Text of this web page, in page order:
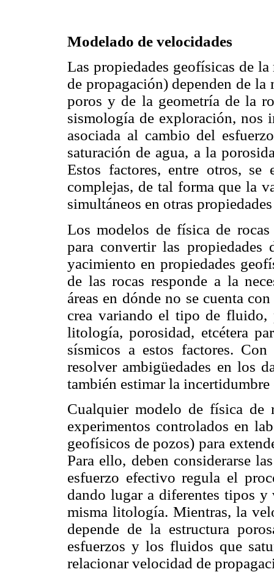
Modelado de velocidades
Las propiedades geofísicas de
de propagación) dependen de
poros y de la geometría de la
sismología de exploración, nos
asociada al cambio del
saturación de agua, a la
Estos factores, entre otros, se
complejas, de tal forma que la
simultáneos en otras
Los modelos de física de rocas
para convertir las
yacimiento en propiedades
de las rocas responde a la
áreas en dónde no se cuenta
crea variando el tipo de fluido,
litología, porosidad, etcétera
sísmicos a estos factores.
resolver ambigüedades en los
también estimar la incertidumbre
Cualquier modelo de física de
experimentos controlados en
geofísicos de pozos) para
Para ello, deben considerarse
esfuerzo efectivo regula el
dando lugar a diferentes tipos y
misma litología. Mientras, la
depende de la estructura
esfuerzos y los fluidos que
relacionar velocidad de